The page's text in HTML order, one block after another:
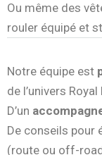
Ou même des
rouler équipé et
Notre équipe est
de l’univers
D’un
De conseils pour
(route ou off-